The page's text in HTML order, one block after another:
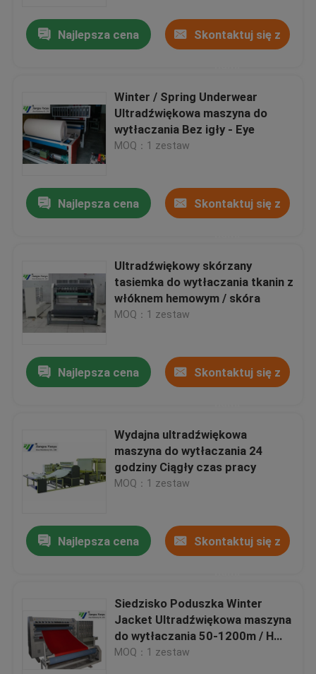
Produkty
O nas
Najlepsza cena Skontaktuj się z
Winter / Spring Underwear
Ultradźwiękowa maszyna do
wytłaczania Bez igły - Eye
MOQ：1 zestaw
Najlepsza cena Skontaktuj się z
Ultradźwiękowy skórzany
tasiemka do wytłaczania tkanin z
włóknem hemowym / skóra
MOQ：1 zestaw
Najlepsza cena Skontaktuj się z
Wydajna ultradźwiękowa
maszyna do wytłaczania 24
godziny Ciągły czas pracy
MOQ：1 zestaw
Najlepsza cena Skontaktuj się z
Siedzisko Poduszka Winter
Jacket Ultradźwiękowa maszyna
do wytłaczania 50-1200m / H
Prędkość
MOQ：1 zestaw